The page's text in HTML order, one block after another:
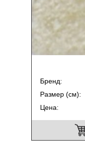
Бренд
Размер (см)
Цена